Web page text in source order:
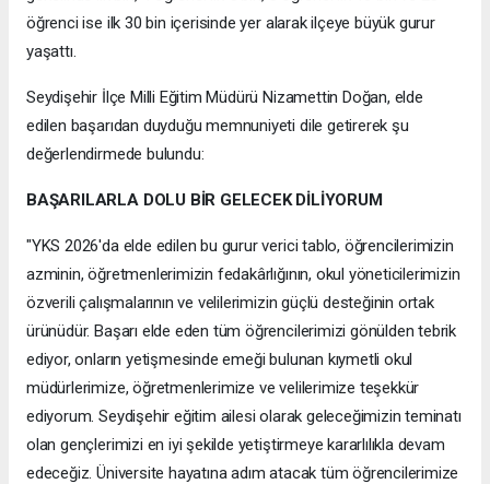
öğrenci ise ilk 30 bin içerisinde yer alarak ilçeye büyük gurur
yaşattı.
Seydişehir İlçe Milli Eğitim Müdürü Nizamettin Doğan, elde
edilen başarıdan duyduğu memnuniyeti dile getirerek şu
değerlendirmede bulundu:
BAŞARILARLA DOLU BİR GELECEK DİLİYORUM
"YKS 2026'da elde edilen bu gurur verici tablo, öğrencilerimizin
azminin, öğretmenlerimizin fedakârlığının, okul yöneticilerimizin
özverili çalışmalarının ve velilerimizin güçlü desteğinin ortak
ürünüdür. Başarı elde eden tüm öğrencilerimizi gönülden tebrik
ediyor, onların yetişmesinde emeği bulunan kıymetli okul
müdürlerimize, öğretmenlerimize ve velilerimize teşekkür
ediyorum. Seydişehir eğitim ailesi olarak geleceğimizin teminatı
olan gençlerimizi en iyi şekilde yetiştirmeye kararlılıkla devam
edeceğiz. Üniversite hayatına adım atacak tüm öğrencilerimize